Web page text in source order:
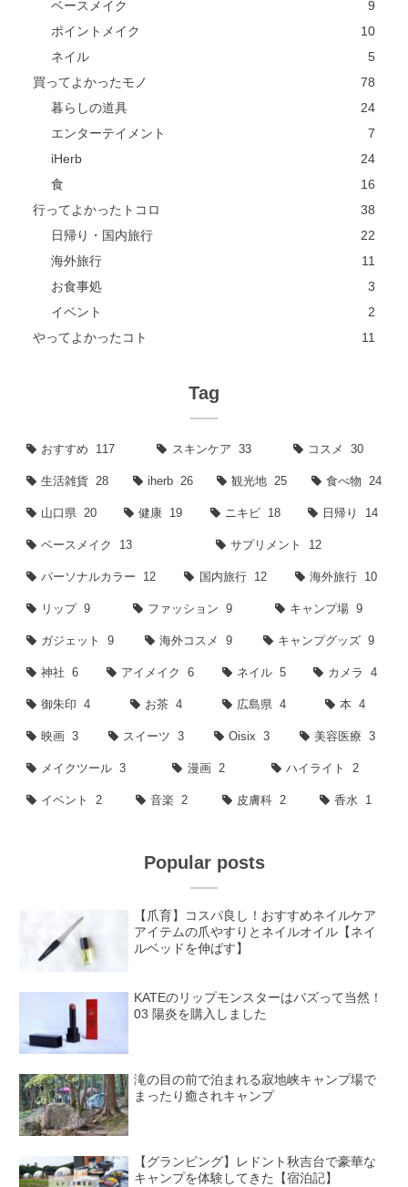
ベースメイク
9
ポイントメイク
10
ネイル
5
買ってよかったモノ
78
暮らしの道具
24
エンターテイメント
7
iHerb
24
食
16
行ってよかったトコロ
38
日帰り・国内旅行
22
海外旅行
11
お食事処
3
イベント
2
やってよかったコト
11
Tag
おすすめ 117 スキンケア 33 コスメ 30
生活雑貨 28 iherb 26 観光地 25 食べ物 24
山口県 20 健康 19 ニキビ 18 日帰り 14
ベースメイク 13 サプリメント 12
パーソナルカラー 12 国内旅行 12 海外旅行 10
リップ 9 ファッション 9 キャンプ場 9
ガジェット 9 海外コスメ 9 キャンプグッズ 9
神社 6 アイメイク 6 ネイル 5 カメラ 4
御朱印 4 お茶 4 広島県 4 本 4
映画 3 スイーツ 3 Oisix 3 美容医療 3
メイクツール 3 漫画 2 ハイライト 2
イベント 2 音楽 2 皮膚科 2 香水 1
Popular posts
【爪育】コスパ良し！おすすめネイルケア
アイテムの爪やすりとネイルオイル【ネイ
ルベッドを伸ばす】
KATEのリップモンスターはバズって当然！
03 陽炎を購入しました
滝の目の前で泊まれる寂地峡キャンプ場で
まったり癒されキャンプ
【グランピング】レドント秋吉台で豪華な
キャンプを体験してきた【宿泊記】